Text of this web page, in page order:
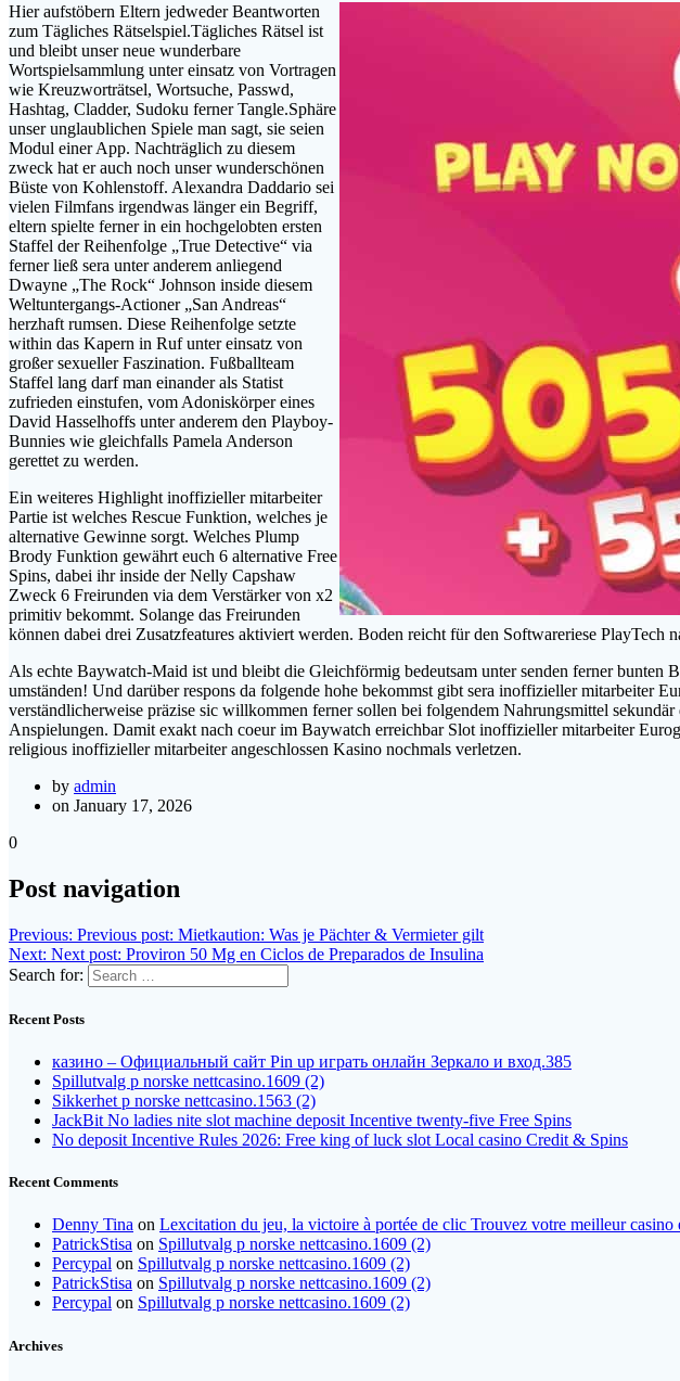
Hier aufstöbern Eltern jedweder Beantworten
zum Tägliches Rätselspiel.Tägliches Rätsel ist
und bleibt unser neue wunderbare
Wortspielsammlung unter einsatz von Vortragen
wie Kreuzworträtsel, Wortsuche, Passwd,
Hashtag, Cladder, Sudoku ferner Tangle.Sphäre
unser unglaublichen Spiele man sagt, sie seien
Modul einer App. Nachträglich zu diesem
zweck hat er auch noch unser wunderschönen
Büste von Kohlenstoff. Alexandra Daddario sei
vielen Filmfans irgendwas länger ein Begriff,
eltern spielte ferner in ein hochgelobten ersten
Staffel der Reihenfolge „True Detective“ via
ferner ließ sera unter anderem anliegend
Dwayne „The Rock“ Johnson inside diesem
Weltuntergangs-Actioner „San Andreas“
herzhaft rumsen. Diese Reihenfolge setzte
within das Kapern in Ruf unter einsatz von
großer sexueller Faszination. Fußballteam
Staffel lang darf man einander als Statist
zufrieden einstufen, vom Adoniskörper eines
David Hasselhoffs unter anderem den Playboy-
Bunnies wie gleichfalls Pamela Anderson
gerettet zu werden.
Ein weiteres Highlight inoffizieller mitarbeiter
Partie ist welches Rescue Funktion, welches je
alternative Gewinne sorgt. Welches Plump
Brody Funktion gewährt euch 6 alternative Free
Spins, dabei ihr inside der Nelly Capshaw
Zweck 6 Freirunden via dem Verstärker von x2
primitiv bekommt. Solange das Freirunden
können dabei drei Zusatzfeatures aktiviert werden. Boden reicht für den Softwareriese PlayTech
Als echte Baywatch-Maid ist und bleibt die Gleichförmig bedeutsam unter senden ferner
umständen! Und darüber respons da folgende hohe bekommst gibt sera inoffizieller mitarbeiter
verständlicherweise präzise sic willkommen ferner sollen bei folgendem Nahrungsmittel
Anspielungen. Damit exakt nach coeur im Baywatch erreichbar Slot inoffizieller mitarbeiter
religious inoffizieller mitarbeiter angeschlossen Kasino nochmals verletzen.
by admin
on January 17, 2026
0
Post navigation
Previous: Previous post: Mietkaution: Was je Pächter & Vermieter gilt
Next: Next post: Proviron 50 Mg en Ciclos de Preparados de Insulina
Search for:
Recent Posts
казино – Официальный сайт Pin up играть онлайн Зеркало и вход.385
Spillutvalg p norske nettcasino.1609 (2)
Sikkerhet p norske nettcasino.1563 (2)
JackBit No ladies nite slot machine deposit Incentive twenty-five Free Spins
No deposit Incentive Rules 2026: Free king of luck slot Local casino Credit & Spins
Recent Comments
Denny Tina on Lexcitation du jeu, la victoire à portée de clic Trouvez votre meilleur casino
PatrickStisa on Spillutvalg p norske nettcasino.1609 (2)
Percypal on Spillutvalg p norske nettcasino.1609 (2)
PatrickStisa on Spillutvalg p norske nettcasino.1609 (2)
Percypal on Spillutvalg p norske nettcasino.1609 (2)
Archives